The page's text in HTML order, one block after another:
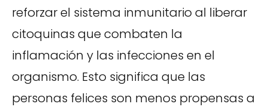
reforzar el sistema inmunitario al liberar
citoquinas que combaten la
inflamación y las infecciones en el
organismo. Esto significa que las
personas felices son menos propensas a